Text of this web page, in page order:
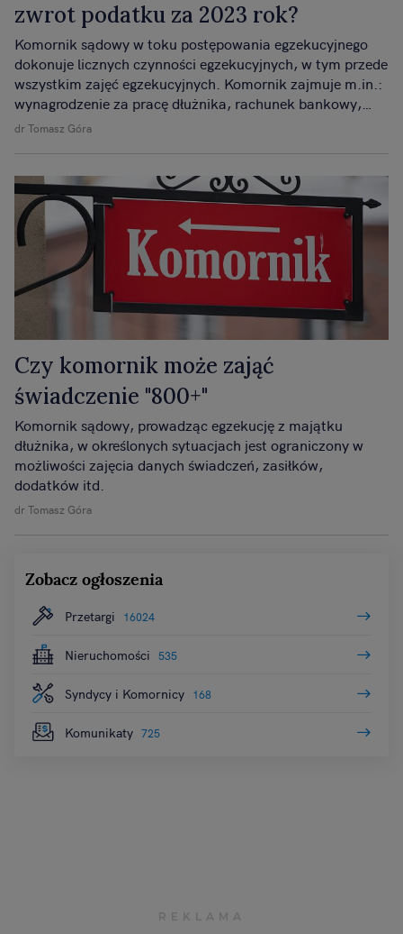
zwrot podatku za 2023 rok?
dr Tomasz Góra
Komornik sądowy w toku postępowania egzekucyjnego
dokonuje licznych czynności egzekucyjnych, w tym przede
wszystkim zajęć egzekucyjnych. Komornik zajmuje m.in.:
wynagrodzenie za pracę dłużnika, rachunek bankowy,
świadczenie emerytalne oraz dokonuje zajęcia innych
Czy komornik może zająć
świadczenie "800+"
dr Tomasz Góra
Komornik sądowy, prowadząc egzekucję z majątku
dłużnika, w określonych sytuacjach jest ograniczony w
możliwości zajęcia danych świadczeń, zasiłków,
dodatków itd.
Zobacz ogłoszenia
Przetargi 16024
Nieruchomości 535
Syndycy i Komornicy 168
Komunikaty 725